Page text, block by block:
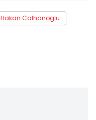
Hakan Calhanoglu